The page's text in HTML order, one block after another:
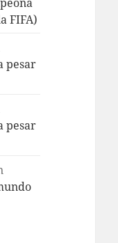
FIFA)
pesar
pesar